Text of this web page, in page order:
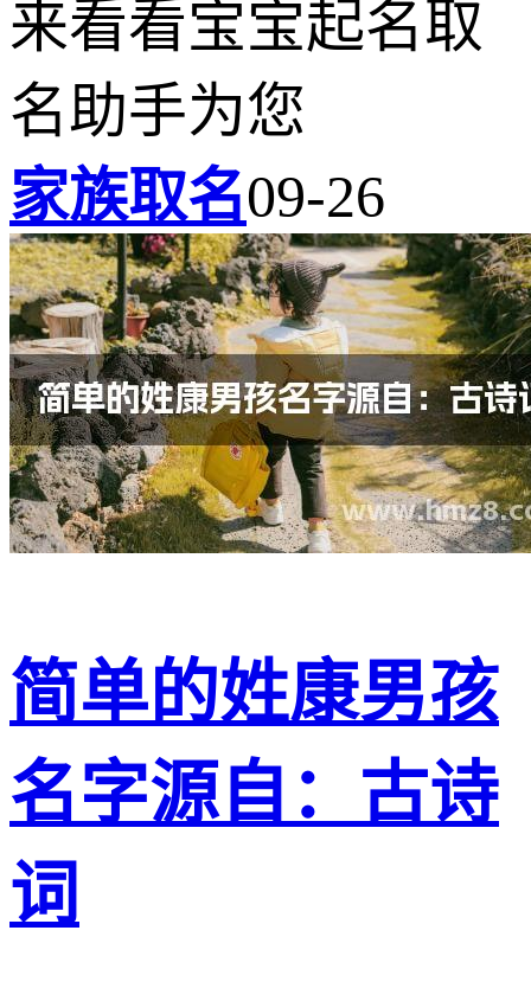
来看看宝宝起名取
名助手为您
家族取名09-26
简单的姓康男孩
名字源自：古诗
词